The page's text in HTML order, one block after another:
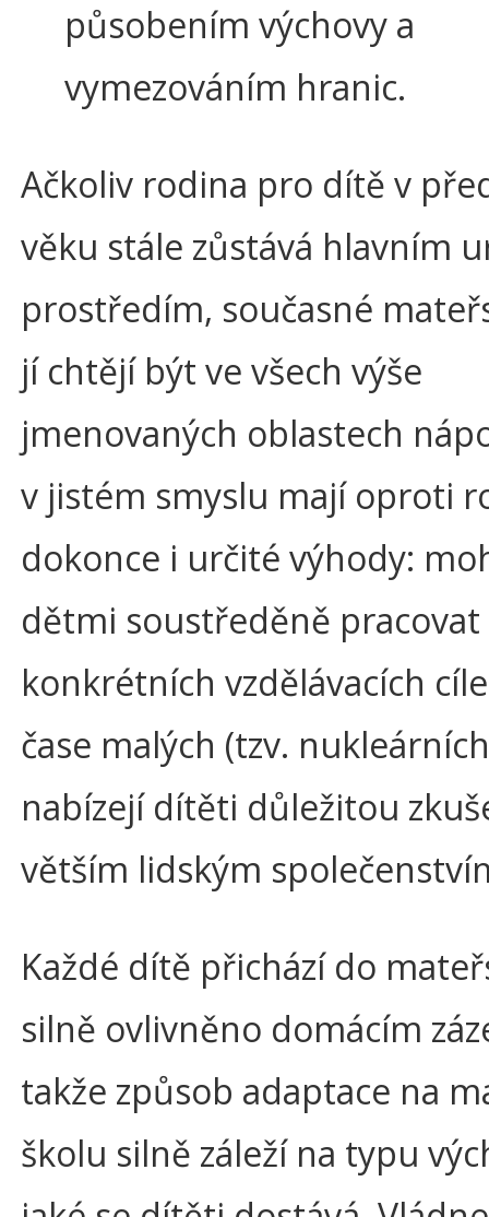
působením výchovy a
vymezováním hranic.
Ačkoliv rodina pro dítě v
věku stále zůstává hlavním
prostředím, současné
jí chtějí být ve všech výše
jmenovaných oblastech
v jistém smyslu mají oproti
dokonce i určité výhody:
dětmi soustředěně pracovat
konkrétních vzdělávacích
čase malých (tzv.
nabízejí dítěti důležitou
větším lidským
Každé dítě přichází do
silně ovlivněno domácím
takže způsob adaptace na
školu silně záleží na typu